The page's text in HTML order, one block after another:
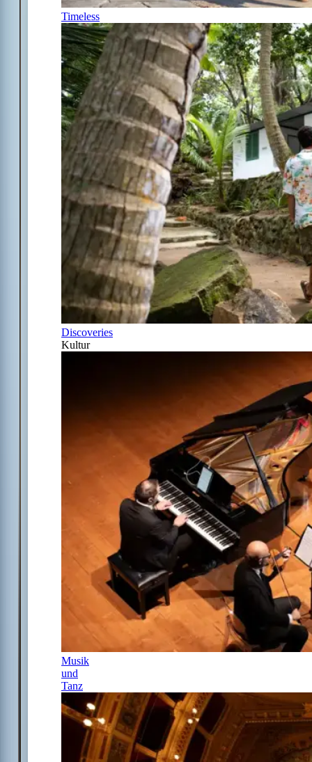
Timeless
Discoveries
Kultur
Musik
und
Tanz